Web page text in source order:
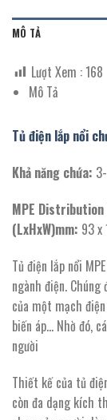
MÔ TẢ
Lượt Xem :168
Mô Tả
Tủ điện lắp nổi
Khả năng chứa:
MPE
(LxHxW)mm: 93 x
Tủ điện lắp nổi
ngành điện.
của một mạch
biến áp… Nhờ đó,
người
Thiết kế của tủ
còn đa dạng kích